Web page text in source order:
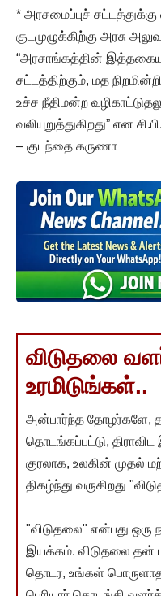
* அரசமைப்புச் சட்டத்துக்கு
குடமுழுக்கிற்கு அரசு
“அரசாங்கத்தின்
சட்டத்திற்கும், மத
உச்ச நீதிமன்ற
வலியுறுத்துகிறது” என
– குடந்தை கருணா
விடுதலை
உரமிடுங்கள்..
அன்பார்ந்த தோழர்களே,
தொடங்கப்பட்டு,
குரலாக, உலகின் முதல்
திகழ்ந்து வருகிறது
"விடுதலை" என்பது ஒரு
இயக்கம். விடுதலை
தொடர, உங்கள்